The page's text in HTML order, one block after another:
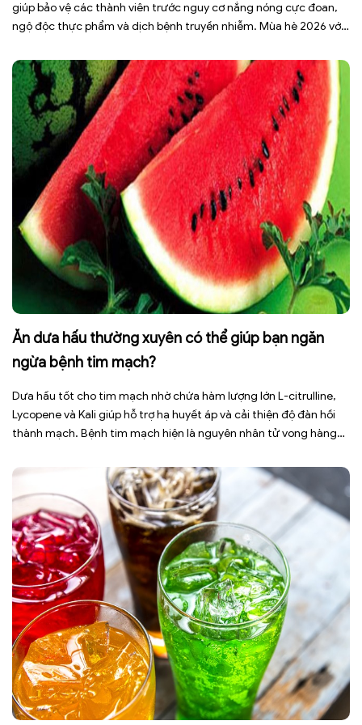
giúp bảo vệ các thành viên trước nguy cơ nắng nóng cực đoan,
ngộ độc thực phẩm và dịch bệnh truyền nhiễm. Mùa hè 2026 với
sức […]
Ăn dưa hấu thường xuyên có thể giúp bạn ngăn
ngừa bệnh tim mạch?
Dưa hấu tốt cho tim mạch nhờ chứa hàm lượng lớn L-citrulline,
Lycopene và Kali giúp hỗ trợ hạ huyết áp và cải thiện độ đàn hồi
thành mạch. Bệnh tim mạch hiện là nguyên nhân tử vong hàng
ngày có thể […]